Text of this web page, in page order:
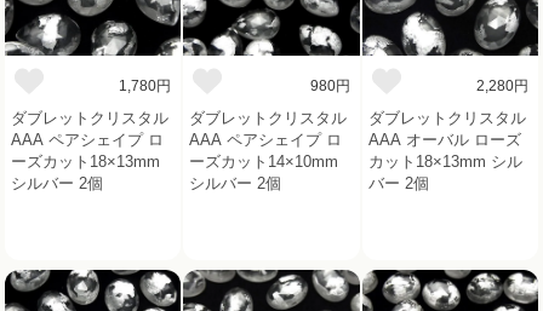
1,780円
ダブレットクリスタル
AAA ペアシェイプ ロ
ーズカット18×13mm
シルバー 2個
980円
ダブレットクリスタル
AAA ペアシェイプ ロ
ーズカット14×10mm
シルバー 2個
2,280円
ダブレットクリスタル
AAA オーバル ローズ
カット18×13mm シル
バー 2個